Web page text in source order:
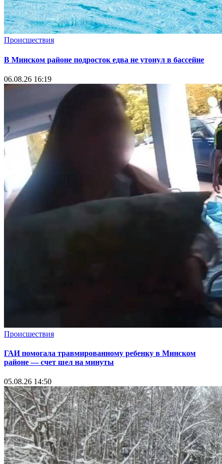
Происшествия
В Минском районе подросток едва не утонул в бассейне
06.08.26 16:19
Происшествия
ГАИ помогала травмированному ребенку в Минском
районе — счет шел на минуты
05.08.26 14:50